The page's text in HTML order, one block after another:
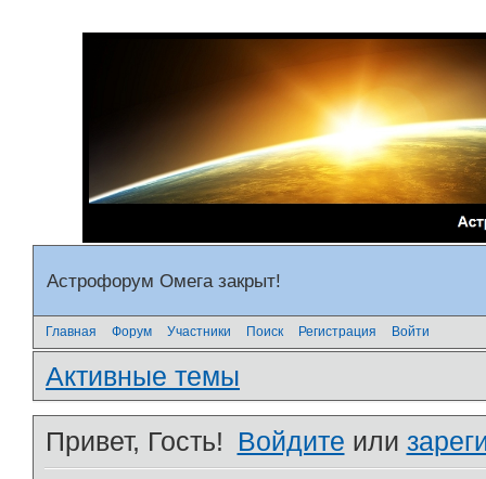
Астрофорум Омега закрыт!
Главная Форум Участники Поиск Регистрация Войти
Активные темы
Привет, Гость! Войдите или